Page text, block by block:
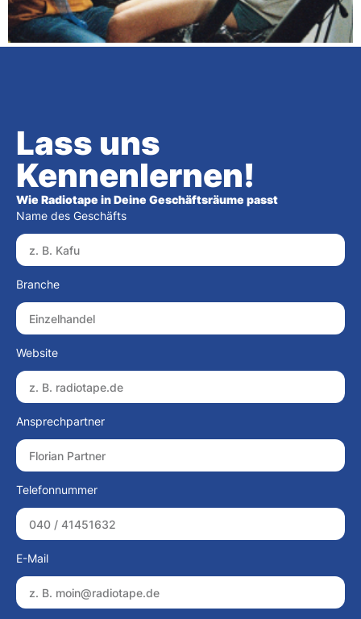
Lass uns
Kennenlernen!
Wie Radiotape in Deine Geschäftsräume passt
Name des Geschäfts
Branche
Website
Ansprechpartner
Telefonnummer
E-Mail